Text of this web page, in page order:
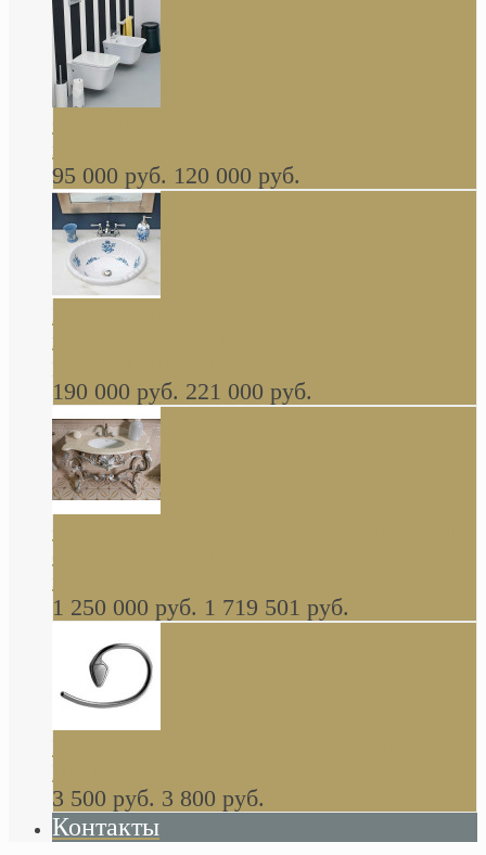
навесное КОМПЛЕКТ
95 000 руб. 120 000 руб.
Decorated Bathroom раковина овальная
встраиваемая для ванной с рисунком синяя
роза В НАЛИЧИИ
190 000 руб. 221 000 руб.
стиле барокко, из массива дерева, светло
коричневый матовый окрас + серебро
1 250 000 руб. 1 719 501 руб.
Khala Colombo аксессуары (серия) В
НАЛИЧИИ
3 500 руб. 3 800 руб.
Контакты